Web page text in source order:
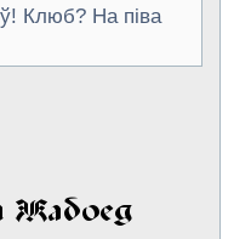
Клюб? На піва